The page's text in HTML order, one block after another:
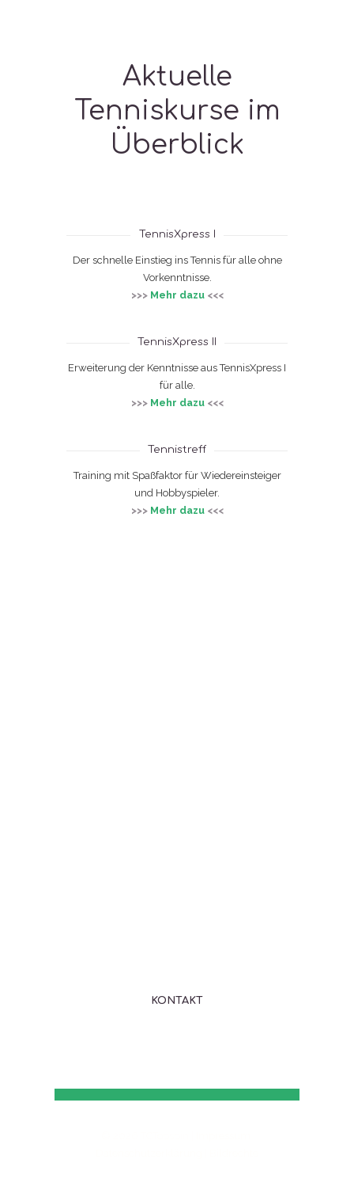
Aktuelle
Tenniskurse im
Überblick
TennisXpress I
Der schnelle Einstieg ins Tennis für alle ohne
Vorkenntnisse.
>>> Mehr dazu<<<
TennisXpress II
Erweiterung der Kenntnisse aus TennisXpress I
für alle.
>>> Mehr dazu<<<
Tennistreff
Training mit Spaßfaktor für Wiedereinsteiger
und Hobbyspieler.
>>> Mehr dazu<<<
KONTAKT